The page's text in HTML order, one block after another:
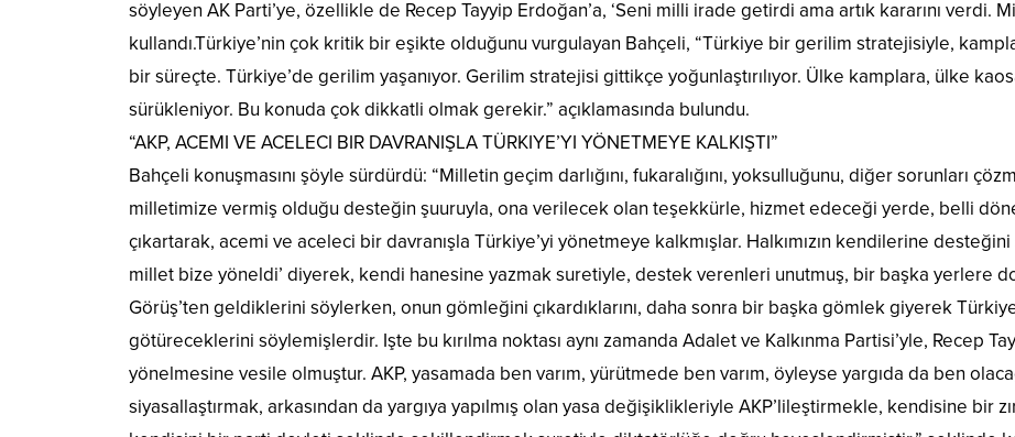
söyleyen AK Parti’ye, özellikle de Recep Tayyip Erdoğan’a, ‘Seni milli irade getirdi ama artık kararını verdi.
kullandı.Türkiye’nin çok kritik bir eşikte olduğunu vurgulayan Bahçeli, “Türkiye bir gerilim stratejisiyle,
bir süreçte. Türkiye’de gerilim yaşanıyor. Gerilim stratejisi gittikçe yoğunlaştırılıyor. Ülke kamplara, ülke
sürükleniyor. Bu konuda çok dikkatli olmak gerekir.” açıklamasında bulundu.
“AKP, ACEMI VE ACELECI BIR DAVRANIŞLA TÜRKIYE’YI YÖNETMEYE KALKIŞTI”
Bahçeli konuşmasını şöyle sürdürdü: “Milletin geçim darlığını, fukaralığını, yoksulluğunu, diğer sorunları
milletimize vermiş olduğu desteğin şuuruyla, ona verilecek olan teşekkürle, hizmet edeceği yerde, belli
çıkartarak, acemi ve aceleci bir davranışla Türkiye’yi yönetmeye kalkmışlar. Halkımızın kendilerine
millet bize yöneldi’ diyerek, kendi hanesine yazmak suretiyle, destek verenleri unutmuş, bir başka yerlere
Görüş’ten geldiklerini söylerken, onun gömleğini çıkardıklarını, daha sonra bir başka gömlek giyerek
götüreceklerini söylemişlerdir. Işte bu kırılma noktası aynı zamanda Adalet ve Kalkınma Partisi’yle, Recep
yönelmesine vesile olmuştur. AKP, yasamada ben varım, yürütmede ben varım, öyleyse yargıda da ben
siyasallaştırmak, arkasından da yargıya yapılmış olan yasa değişiklikleriyle AKP’lileştirmekle, kendisine bir